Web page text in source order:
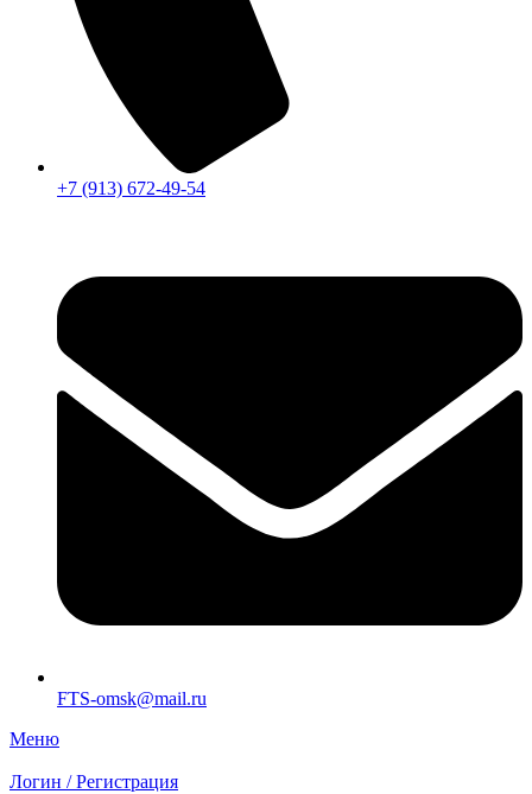
+7 (913) 672-49-54
FTS-omsk@mail.ru
Меню
Логин / Регистрация